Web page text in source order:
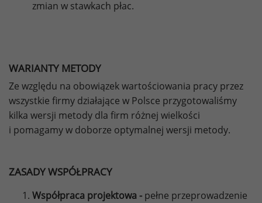
zmian w stawkach płac.
WARIANTY METODY
Ze względu na obowiązek wartościowania pracy przez
wszystkie firmy działające w Polsce przygotowaliśmy
kilka wersji metody dla firm różnej wielkości
i pomagamy w doborze optymalnej wersji metody.
ZASADY WSPÓŁPRACY
Współpraca projektowa - pełne przeprowadzenie